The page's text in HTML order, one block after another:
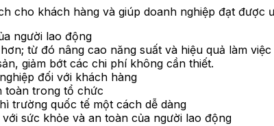
cho khách hàng và giúp doanh nghiệp đạt được
người lao động
từ đó nâng cao năng suất và hiệu quả làm việc
giảm bớt các chi phí không cần thiết.
đối với khách hàng
toàn trong tổ chức
trường quốc tế một cách dễ dàng
sức khỏe và an toàn của người lao động